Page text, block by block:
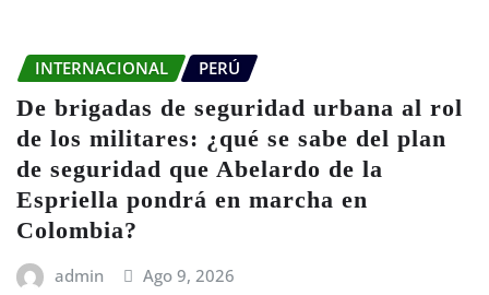
INTERNACIONAL PERÚ
De brigadas de seguridad urbana al rol
de los militares: ¿qué se sabe del plan
de seguridad que Abelardo de la
Espriella pondrá en marcha en
Colombia?
admin Ago 9, 2026